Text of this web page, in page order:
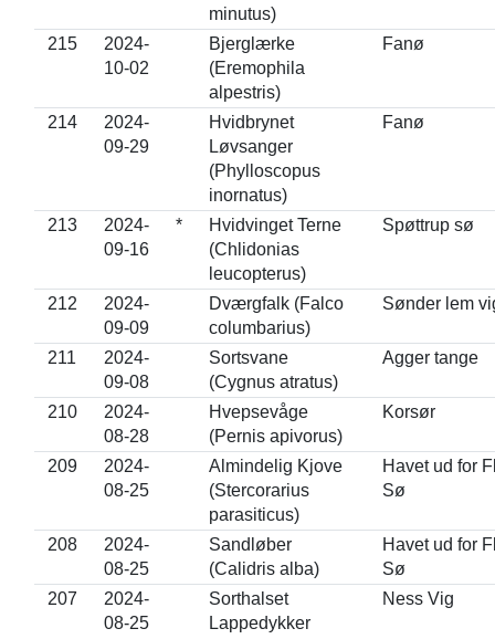
minutus)
215
2024-
10-02
Bjerglærke
(Eremophila
alpestris)
Fanø
214
2024-
09-29
Hvidbrynet
Løvsanger
(Phylloscopus
inornatus)
Fanø
213
2024-
09-16
*
Hvidvinget Terne
(Chlidonias
leucopterus)
Spøttrup sø
212
2024-
09-09
Dværgfalk (Falco
columbarius)
Sønder lem
211
2024-
09-08
Sortsvane
(Cygnus atratus)
Agger tange
210
2024-
08-28
Hvepsevåge
(Pernis apivorus)
Korsør
209
2024-
08-25
Almindelig Kjove
(Stercorarius
parasiticus)
Havet ud for
Sø
208
2024-
08-25
Sandløber
(Calidris alba)
Havet ud for
Sø
207
2024-
08-25
Sorthalset
Lappedykker
Ness Vig